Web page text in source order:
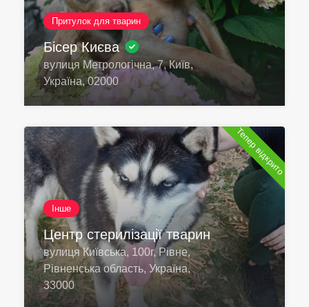
Притулок для тварин
Бісер Києва
вулиця Метрологічна, 7, Київ,
Україна, 02000
Тепер відкрито
Інше
Центр стерилізації тварин
вулиця Київська, 100г, Рівне,
Рівненська область, Україна,
33000